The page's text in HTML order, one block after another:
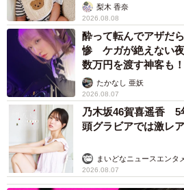
梨木 香奈
2026.08.08
酔って転んでアザだ
惨 ケガが絶えない
数万円を渡す神客も
たかなし 亜妖
2026.08.07
乃木坂46賀喜遥香
頭グラビアでは激レ
まいどなニュースエンタ
2026.08.07